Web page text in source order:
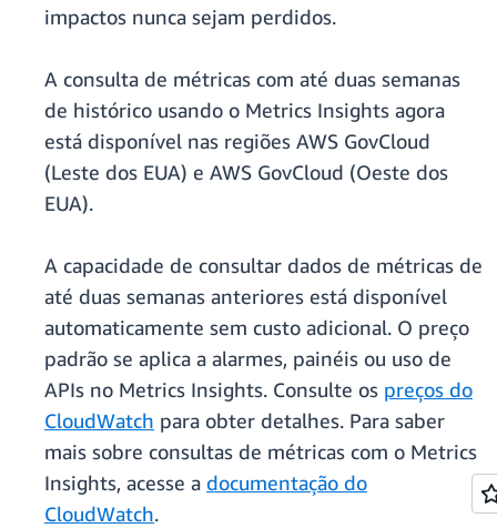
impactos nunca sejam perdidos.
A consulta de métricas com até duas semanas
de histórico usando o Metrics Insights agora
está disponível nas regiões AWS GovCloud
(Leste dos EUA) e AWS GovCloud (Oeste dos
EUA).
A capacidade de consultar dados de métricas de
até duas semanas anteriores está disponível
automaticamente sem custo adicional. O preço
padrão se aplica a alarmes, painéis ou uso de
APIs no Metrics Insights. Consulte os preços do
CloudWatch para obter detalhes. Para saber
mais sobre consultas de métricas com o Metrics
Insights, acesse a documentação do
CloudWatch.